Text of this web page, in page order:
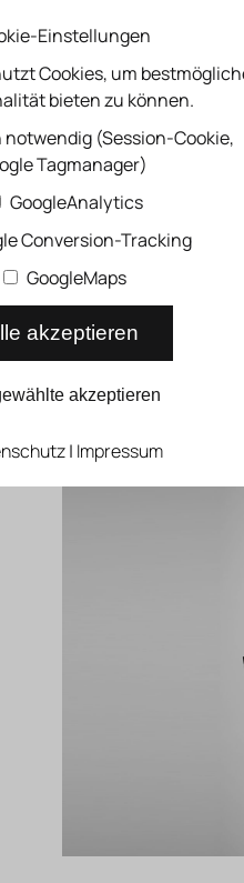
ab 500 € 1%
Schnellbestellung
Einstellungen
Cookies, um
bieten zu können.
(Session-Cookie,
Tagmanager)
GoogleAnalytics
Conversion-Tracking
GoogleMaps
akzeptieren
akzeptieren
| Impressum